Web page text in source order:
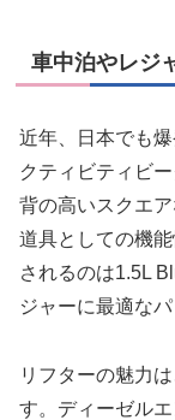
車中泊やレジ
近年、日本でも
クティビティビ
背の高いスクエ
道具としての機
されるのは1.5L
ジャーに最適な
リフターの魅力
す。ディーゼル